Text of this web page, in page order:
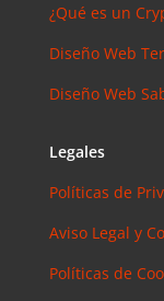
¿Qué es un
Diseño Web
Diseño Web
Legales
Políticas de
Aviso Legal y
Políticas de